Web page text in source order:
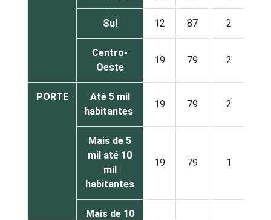
Sul 12 87 2
Centro-
Oeste
19 79 2
PORTE
Até 5 mil
habitantes
19 79 2
Mais de 5
mil até 10
mil
habitantes
19 79 1
Mais de 10